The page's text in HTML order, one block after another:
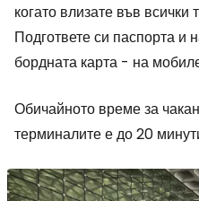
когато влизате във всички
Подгответе си паспорта и
бордната карта - на
Обичайното време за
терминалите е до 20